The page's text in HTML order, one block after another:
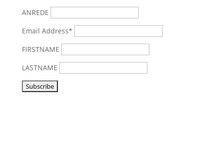
ANREDE
Email Address*
FIRSTNAME
LASTNAME